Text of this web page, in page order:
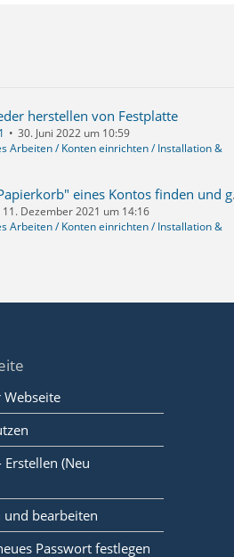
herstellen von Festplatte
30. Juni 2022 um 10:59
Arbeiten / Konten einrichten / Installation &
Gezielt
11. Dezember 2021 um 14:16
Arbeiten / Konten einrichten / Installation &
(Neu
und bearbeiten
Passwort festlegen